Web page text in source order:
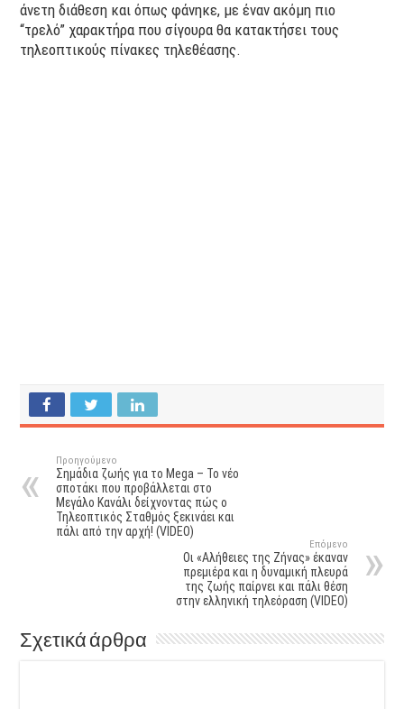
άνετη διάθεση και όπως φάνηκε, με έναν ακόμη πιο
“τρελό” χαρακτήρα που σίγουρα θα κατακτήσει τους
τηλεοπτικούς πίνακες τηλεθέασης.
Προηγούμενο
Σημάδια ζωής για το Mega – To νέο
σποτάκι που προβάλλεται στο
Μεγάλο Κανάλι δείχνοντας πώς ο
Τηλεοπτικός Σταθμός ξεκινάει και
πάλι από την αρχή! (VIDEO)
Επόμενο
Οι «Aλήθειες της Ζήνας» έκαναν
πρεμιέρα και η δυναμική πλευρά
της ζωής παίρνει και πάλι θέση
στην ελληνική τηλεόραση (VIDEO)
Σχετικά άρθρα